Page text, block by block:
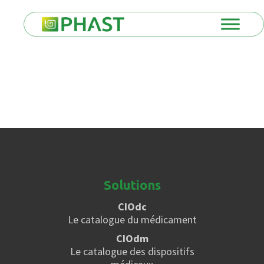
Solutions
CIOdc
Le catalogue du médicament
CIOdm
Le catalogue des dispositifs